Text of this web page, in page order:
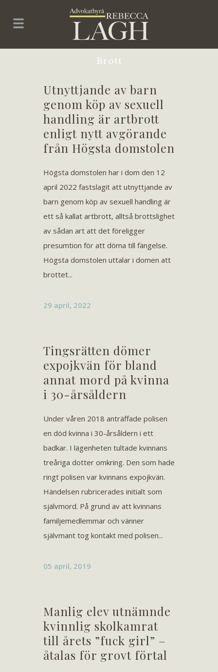
Brott
Utnyttjande av barn
genom köp av sexuell
handling är artbrott
enligt nytt avgörande
från Högsta domstolen
Högsta domstolen har i dom den 12
april 2022 fastslagit att utnyttjande av
barn genom köp av sexuell handling är
ett så kallat artbrott, alltså brottslighet
av sådan art att det föreligger
presumtion för att döma till fängelse.
Högsta domstolen uttalar i domen att
brottet...
29 april, 2022
Tingsrätten dömer
expojkvän för bland
annat mord på kvinna
i 30-årsåldern
Under våren 2018 anträffade polisen
en död kvinna i 30-årsåldern i ett
badkar. I lägenheten tultade kvinnans
treåriga dotter omkring. Den som hade
ringt polisen var kvinnans expojkvän.
Händelsen rubricerades initialt som
självmord. På grund av att kvinnans
familjemedlemmar och vänner
självmant tog kontakt med polisen...
05 april, 2019
Manlig elev utnämnde
kvinnlig skolkamrat
till årets ”fuck girl” –
åtalas för grovt förtal